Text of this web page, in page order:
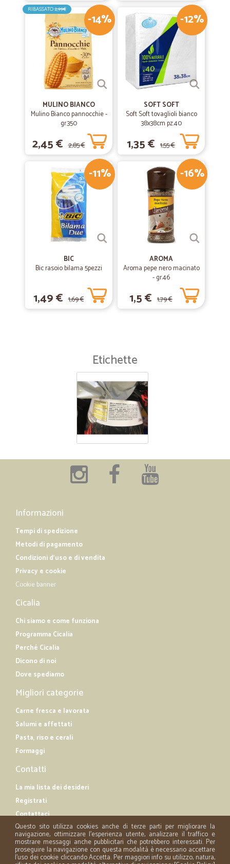
-14%
RIBASSATO2,99€
MULINO BIANCO
Mulino Bianco pannocchie -
gr.350
2,45 € 2,85 €
-12%
SOFT SOFT
Soft Soft tovaglioli bianco
38x38cm pz.40
1,35 € 1,55 €
-11%
BIC
Bic rasoio bilama 5pezzi
1,49 € 1,69 €
-16%
AROMA
Aroma pepe nero macinato
- gr.46
1,5 € 1,79 €
Etichette
Informazioni
Tempi di spedizione
Metodi di pagamento
Condizioni d'uso e di vendita
Privacy e cookie
Cookie banner
Cicalia
Chi siamo e come funziona
Programma Cicalia
Perché Cicalia
Dicono di noi
Dove spediamo
Migliori categorie
Carne fresca e lavorata
Salumi e affettati
Pasta, riso e cerali
Formaggi
Contatti
La mia lista dei desideri
Registrati
Contattaci
Questo sito utilizza cookies anche di terze parti per migliorare la
navigazione, ottimizzare l'esperienza utente, analizzare il traffico e
mostrare messaggi anche pubblicitari che potrebbero interessati. Per
proseguire la navigazione con questa modalità è necessario accettare
l'uso dei cookie cliccando Accetta. Per maggiori info su utilizzo, natura,